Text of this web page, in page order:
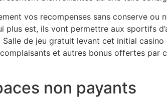
vos recompenses sans conserve
plus est, ils vont permettre aux sportifs
de jeu gratuit levant cet initial
et autres bonus offertes
non payants